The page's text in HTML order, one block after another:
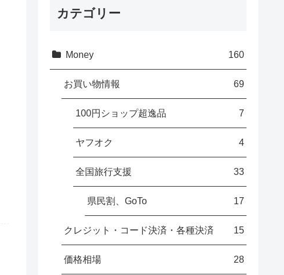
カテゴリー
Money 160
お買い物情報 69
100円ショップ超逸品 7
ヤフオク 4
全国旅行支援 33
県民割、GoTo 17
クレジット・コード決済・各種決済 15
価格相場 28